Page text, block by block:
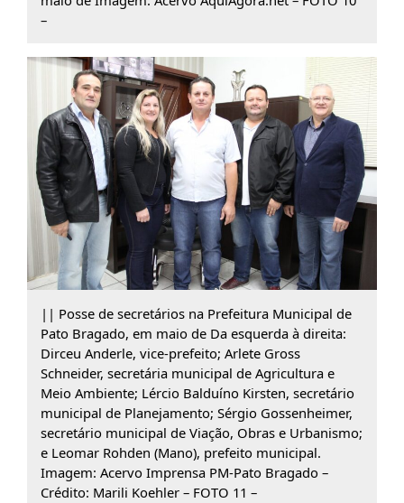
–
|| Posse de secretários na Prefeitura Municipal de
Pato Bragado, em maio de Da esquerda à direita:
Dirceu Anderle, vice-prefeito; Arlete Gross
Schneider, secretária municipal de Agricultura e
Meio Ambiente; Lércio Balduíno Kirsten, secretário
municipal de Planejamento; Sérgio Gossenheimer,
secretário municipal de Viação, Obras e Urbanismo;
e Leomar Rohden (Mano), prefeito municipal.
Imagem: Acervo Imprensa PM-Pato Bragado –
Crédito: Marili Koehler – FOTO 11 –